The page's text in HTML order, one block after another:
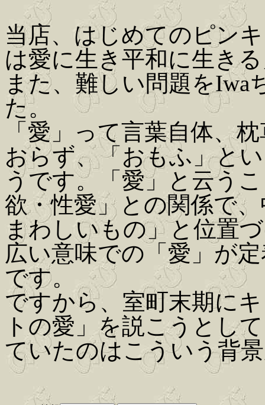
当店、はじめてのピン
は愛に生き平和に生き
また、難しい問題をIwa
た。
「愛」って言葉自体、
おらず、「おもふ」と
うです。「愛」と云う
欲・性愛」との関係で
まわしいもの」と位置
広い意味での「愛」が
です。
ですから、室町末期に
トの愛」を説こうとし
ていたのはこういう背